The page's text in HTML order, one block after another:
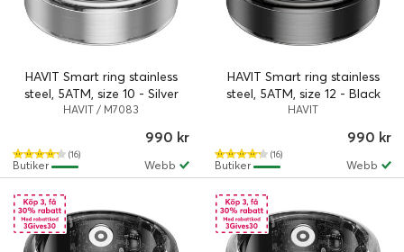
HAVIT Smart ring stainless
steel, 5ATM, size 10 - Silver
HAVIT / M7083
(16)
990 kr
Webb
Butiker
HAVIT Smart ring stainless
steel, 5ATM, size 12 - Black
HAVIT
(16)
990 kr
Webb
Butiker